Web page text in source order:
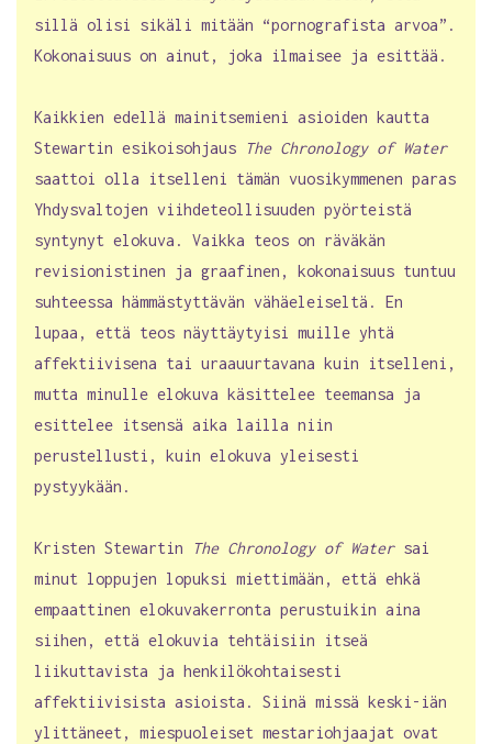
sillä olisi sikäli mitään “pornografista arvoa”.
Kokonaisuus on ainut, joka ilmaisee ja esittää.
Kaikkien edellä mainitsemieni asioiden kautta
Stewartin esikoisohjaus
The Chronology of Water
saattoi olla itselleni tämän vuosikymmenen paras
Yhdysvaltojen viihdeteollisuuden pyörteistä
syntynyt elokuva. Vaikka teos on räväkän
revisionistinen ja graafinen, kokonaisuus tuntuu
suhteessa hämmästyttävän vähäeleiseltä. En
lupaa, että teos näyttäytyisi muille yhtä
affektiivisena tai uraauurtavana kuin itselleni,
mutta minulle elokuva käsittelee teemansa ja
esittelee itsensä aika lailla niin
perustellusti, kuin elokuva yleisesti
pystyykään.
Kristen Stewartin The Chronology of Water sai
minut loppujen lopuksi miettimään, että ehkä
empaattinen elokuvakerronta perustuikin aina
siihen, että elokuvia tehtäisiin itseä
liikuttavista ja henkilökohtaisesti
affektiivisista asioista. Siinä missä keski-iän
ylittäneet, miespuoleiset mestariohjaajat ovat